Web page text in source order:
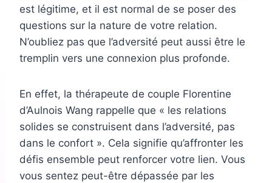
est légitime, et il est normal de se poser des
questions sur la nature de votre relation.
N’oubliez pas que l’adversité peut aussi être le
tremplin vers une connexion plus profonde.
En effet, la thérapeute de couple Florentine
d’Aulnois Wang rappelle que « les relations
solides se construisent dans l’adversité, pas
dans le confort ». Cela signifie qu’affronter les
défis ensemble peut renforcer votre lien. Vous
vous sentez peut-être dépassée par les